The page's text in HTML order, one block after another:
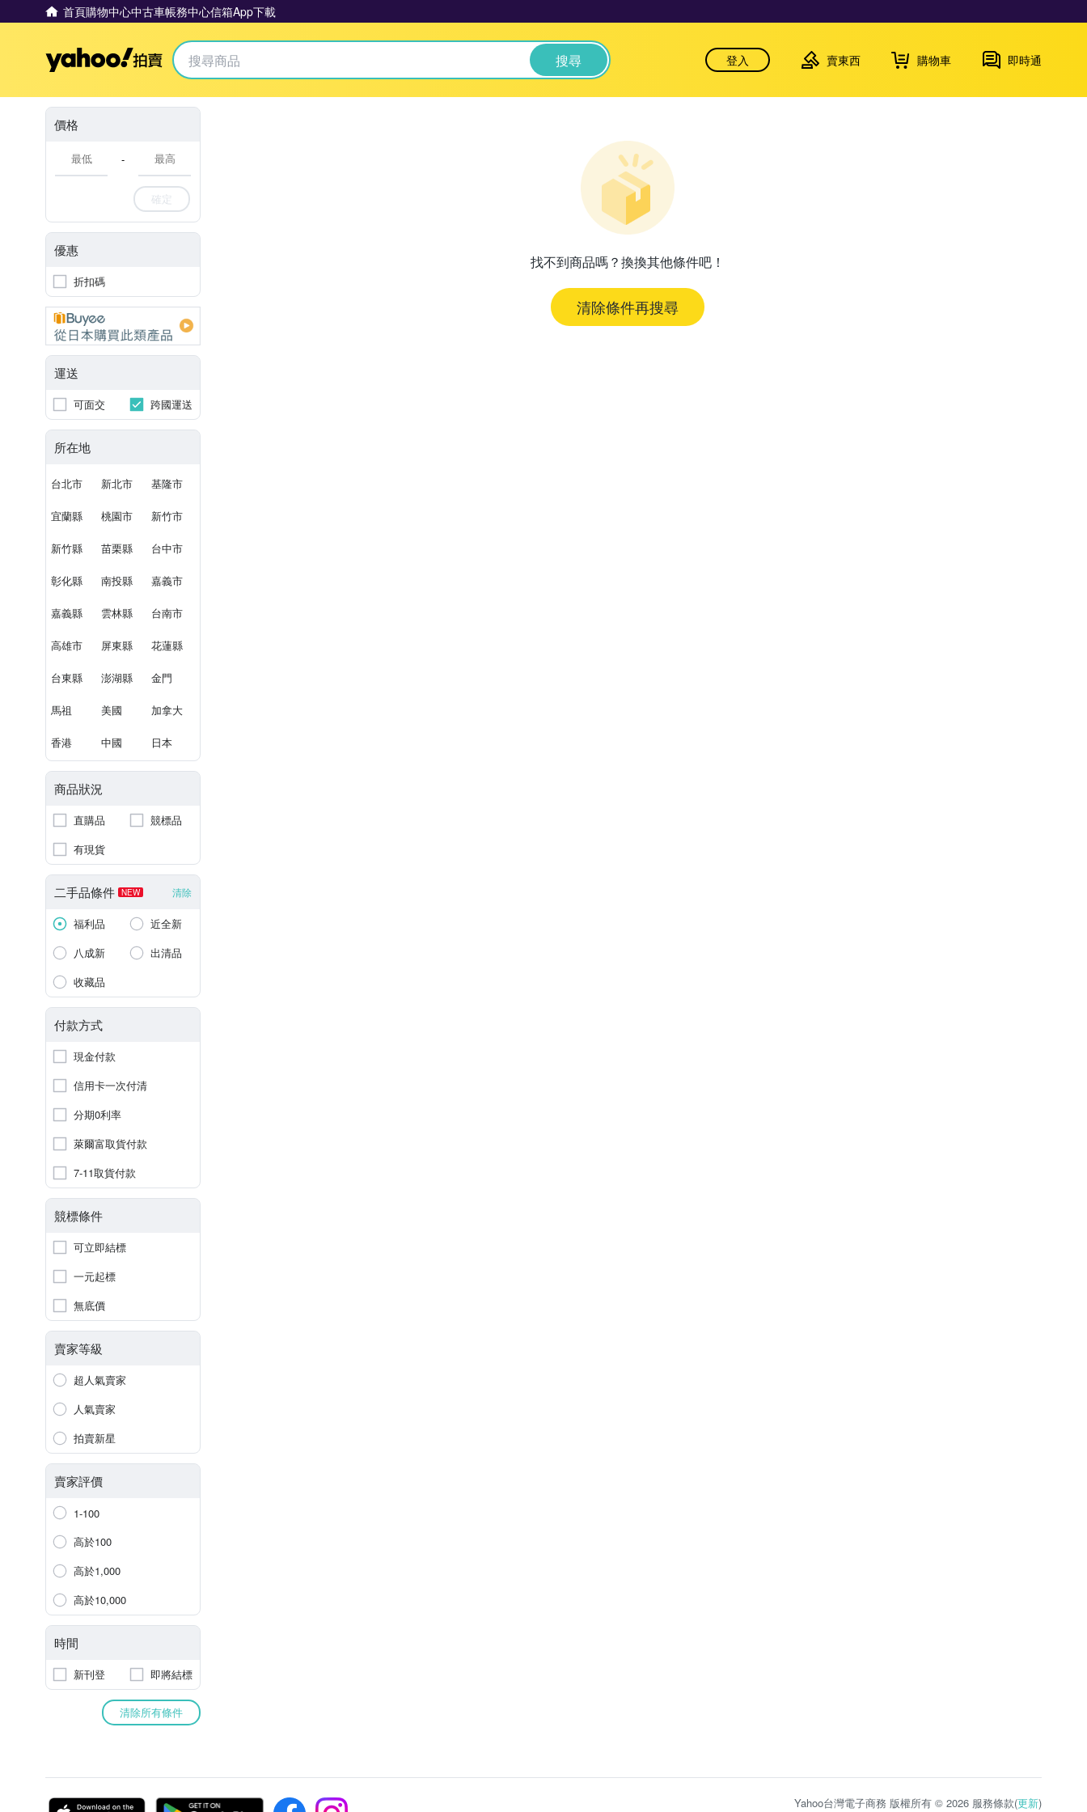
首頁購物中心中古車帳務中心信箱App下載
Yahoo拍賣 搜尋 登入 賣東西 購物車 即時通
價格
-
確定
優惠
折扣碼
運送
可面交 跨國運送
所在地
台北市 新北市 基隆市
宜蘭縣 桃園市 新竹市
新竹縣 苗栗縣 台中市
彰化縣 南投縣 嘉義市
嘉義縣 雲林縣 台南市
高雄市 屏東縣 花蓮縣
台東縣 澎湖縣 金門
馬祖 美國 加拿大
香港 中國 日本
商品狀況
直購品
競標品
有現貨
二手品條件 NEW 清除
福利品
近全新
八成新
出清品
收藏品
付款方式
現金付款
信用卡一次付清
分期0利率
萊爾富取貨付款
7-11取貨付款
競標條件
可立即結標
一元起標
無底價
賣家等級
超人氣賣家
人氣賣家
拍賣新星
賣家評價
1-100
高於100
高於1,000
高於10,000
時間
新刊登 即將結標
清除所有條件
找不到商品嗎？換換其他條件吧！
清除條件再搜尋
Yahoo台灣電子商務 版權所有 © 2026 服務條款(更新)